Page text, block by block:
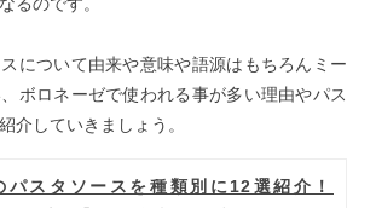
について由来や意味や語源はもちろんミー
ボロネーゼで使われる事が多い理由やパス
介していきましょう。
パスタソースを種類別に12選紹介！